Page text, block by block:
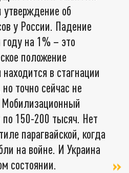
утверждение об
у России. Падение
на 1% – это
положение
в стагнации
точно сейчас не
по 150-200 тысяч. Нет
парагвайской, когда
на войне. И Украина
состоянии.